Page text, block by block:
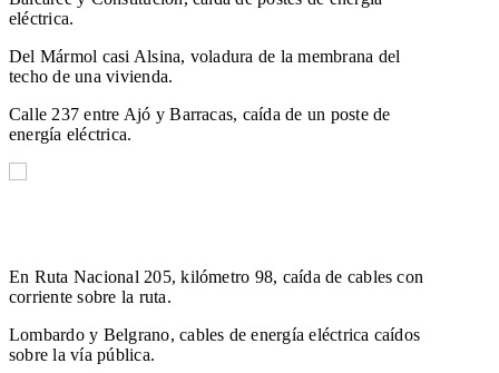
eléctrica.
Del Mármol casi Alsina, voladura de la membrana del
techo de una vivienda.
Calle 237 entre Ajó y Barracas, caída de un poste de
energía eléctrica.
En Ruta Nacional 205, kilómetro 98, caída de cables con
corriente sobre la ruta.
Lombardo y Belgrano, cables de energía eléctrica caídos
sobre la vía pública.